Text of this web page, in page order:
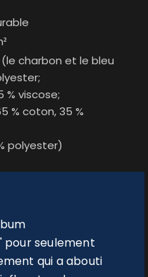
charbon et le bleu
% viscose;
% coton, 35 %
polyester)
pour seulement
qui a abouti